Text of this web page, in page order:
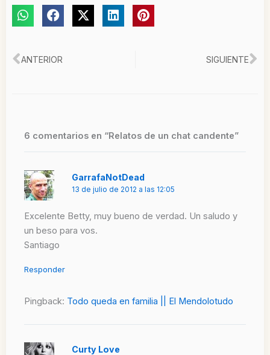
Ant
ANTERIOR SIGUIENTE
6 comentarios en “Relatos de un chat candente”
GarrafaNotDead
13 de julio de 2012 a las 12:05
Excelente Betty, muy bueno de verdad. Un saludo y
un beso para vos.
Santiago
Responder
Pingback: Todo queda en familia || El Mendolotudo
Curty Love